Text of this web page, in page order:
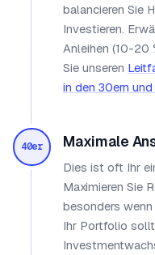
balancieren Sie
Investieren.
Anleihen (10-20
Sie unseren
in den 30ern
40er Maximale
Dies ist oft Ihr
Maximieren Sie
besonders
Ihr Portfolio